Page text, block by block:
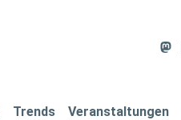
Trends Veranstaltungen